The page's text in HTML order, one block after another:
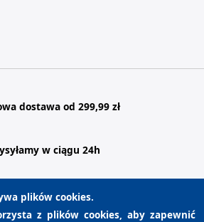
dostawa od 299,99 zł
w ciągu 24h
dni na zwrot towaru
plików cookies.
z plików cookies, aby zapewnić